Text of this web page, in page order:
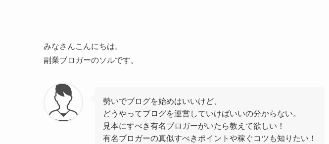
みなさんこんにちは。
副業ブロガーのソルです。
勢いでブログを始めはいいけど、
どうやってブログを運営していけばいいの分からない。
見本にすべき有名ブロガーがいたら教えて欲しい！
有名ブロガーの真似すべきポイントや稼ぐコツも知りたい！